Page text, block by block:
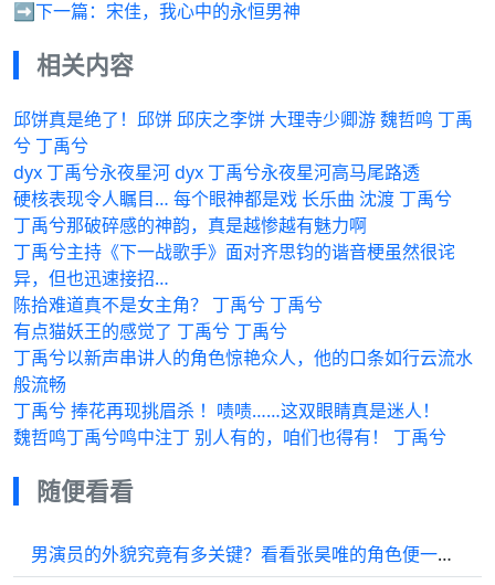
➡️下一篇： 宋佳，我心中的永恒男神
相关内容
邱饼真是绝了！邱饼 邱庆之李饼 大理寺少卿游 魏哲鸣 丁禹
兮 丁禹兮
dyx 丁禹兮永夜星河 dyx 丁禹兮永夜星河高马尾路透
硬核表现令人瞩目… 每个眼神都是戏 长乐曲 沈渡 丁禹兮
丁禹兮那破碎感的神韵，真是越惨越有魅力啊
丁禹兮主持《下一战歌手》面对齐思钧的谐音梗虽然很诧
异，但也迅速接招…
陈拾难道真不是女主角？ 丁禹兮 丁禹兮
有点猫妖王的感觉了 丁禹兮 丁禹兮
丁禹兮以新声串讲人的角色惊艳众人，他的口条如行云流水
般流畅
丁禹兮 捧花再现挑眉杀 ！啧啧……这双眼睛真是迷人！
魏哲鸣丁禹兮鸣中注丁 别人有的，咱们也得有！ 丁禹兮
随便看看
男演员的外貌究竟有多关键？看看张昊唯的角色便一目了然！